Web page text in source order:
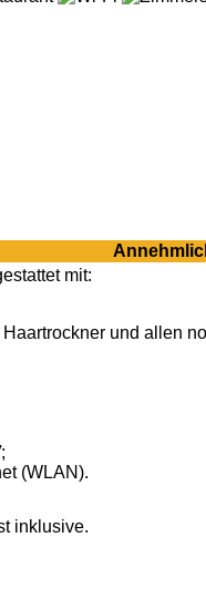
mit:
und allen
(WLAN).
inklusive.